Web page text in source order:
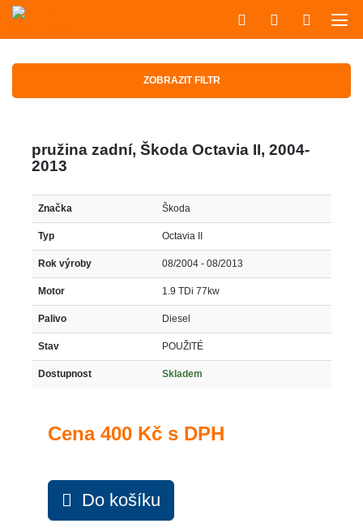
ZOBRAZIT FILTR
pružina zadní, Škoda Octavia II, 2004-
2013
Značka Škoda
Typ Octavia II
Rok výroby 08/2004 - 08/2013
Motor 1.9 TDi 77kw
Palivo Diesel
Stav POUŽITÉ
Dostupnost Skladem
Cena 400 Kč s DPH
Do košíku